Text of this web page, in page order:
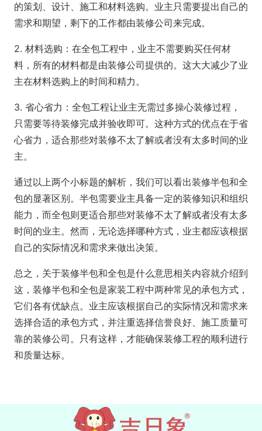
的策划、设计、施工和材料选购。业主只需要提出自己的
需求和期望，剩下的工作都由装修公司来完成。
2. 材料选购：在全包工程中，业主不需要购买任何材
料，所有的材料都是由装修公司提供的。这大大减少了业
主在材料选购上的时间和精力。
3. 省心省力：全包工程让业主无需过多操心装修过程，
只需要等待装修完成并验收即可。这种方式的优点在于省
心省力，适合那些对装修不太了解或者没有太多时间的业
主。
通过以上两个小标题的解析，我们可以看出装修半包和全
包的显著区别。半包需要业主具备一定的装修知识和组织
能力，而全包则更适合那些对装修不太了解或者没有太多
时间的业主。然而，无论选择哪种方式，业主都应该根据
自己的实际情况和需求来做出决策。
总之，关于装修半包和全包是什么意思相关内容就介绍到
这，装修半包和全包是家装工程中两种常见的承包方式，
它们各有优缺点。业主应该根据自己的实际情况和需求来
选择合适的承包方式，并注重选择信誉良好、施工质量可
靠的装修公司。只有这样，才能确保装修工程的顺利进行
和质量达标。